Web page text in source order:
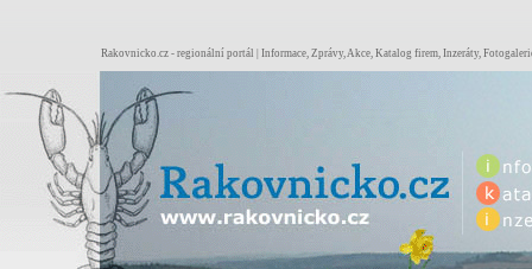
Rakovnicko.cz - regionální portál | Informace, Zprávy, Akce, Katalog firem, Inzeráty,